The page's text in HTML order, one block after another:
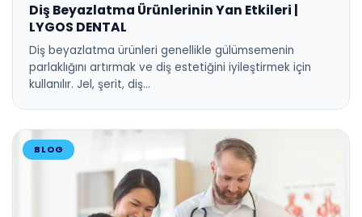
Diş Beyazlatma Ürünlerinin Yan Etkileri |
LYGOS DENTAL
Diş beyazlatma ürünleri genellikle gülümsemenin
parlaklığını artırmak ve diş estetiğini iyileştirmek için
kullanılır. Jel, şerit, diş…
BLOG